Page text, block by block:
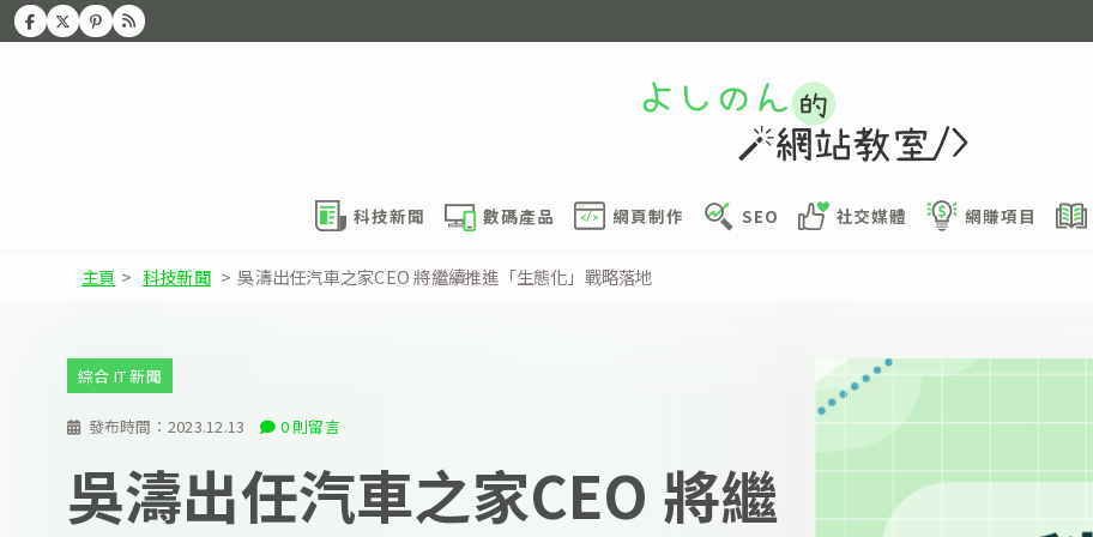
科技新聞 數碼產品 網頁制作 SEO 社交媒體 網賺項目
主頁 > 科技新聞 > 吳濤出任汽車之家CEO 將繼續推進「生態化」戰略落地
發布時間： 2023.12.13 0 則留言
綜合 IT 新聞
吳濤出任汽車之家CEO 將繼